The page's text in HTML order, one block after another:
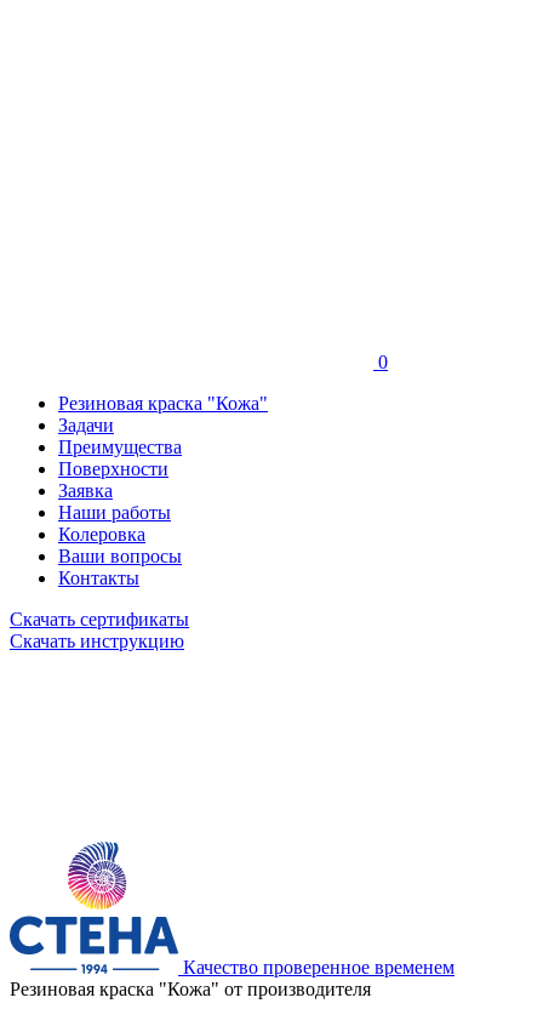
0
Резиновая краска "Кожа"
Задачи
Преимущества
Поверхности
Заявка
Наши работы
Колеровка
Ваши вопросы
Контакты
Скачать сертификаты
Скачать инструкцию
Качество проверенное временем
Резиновая краска "Кожа" от производителя